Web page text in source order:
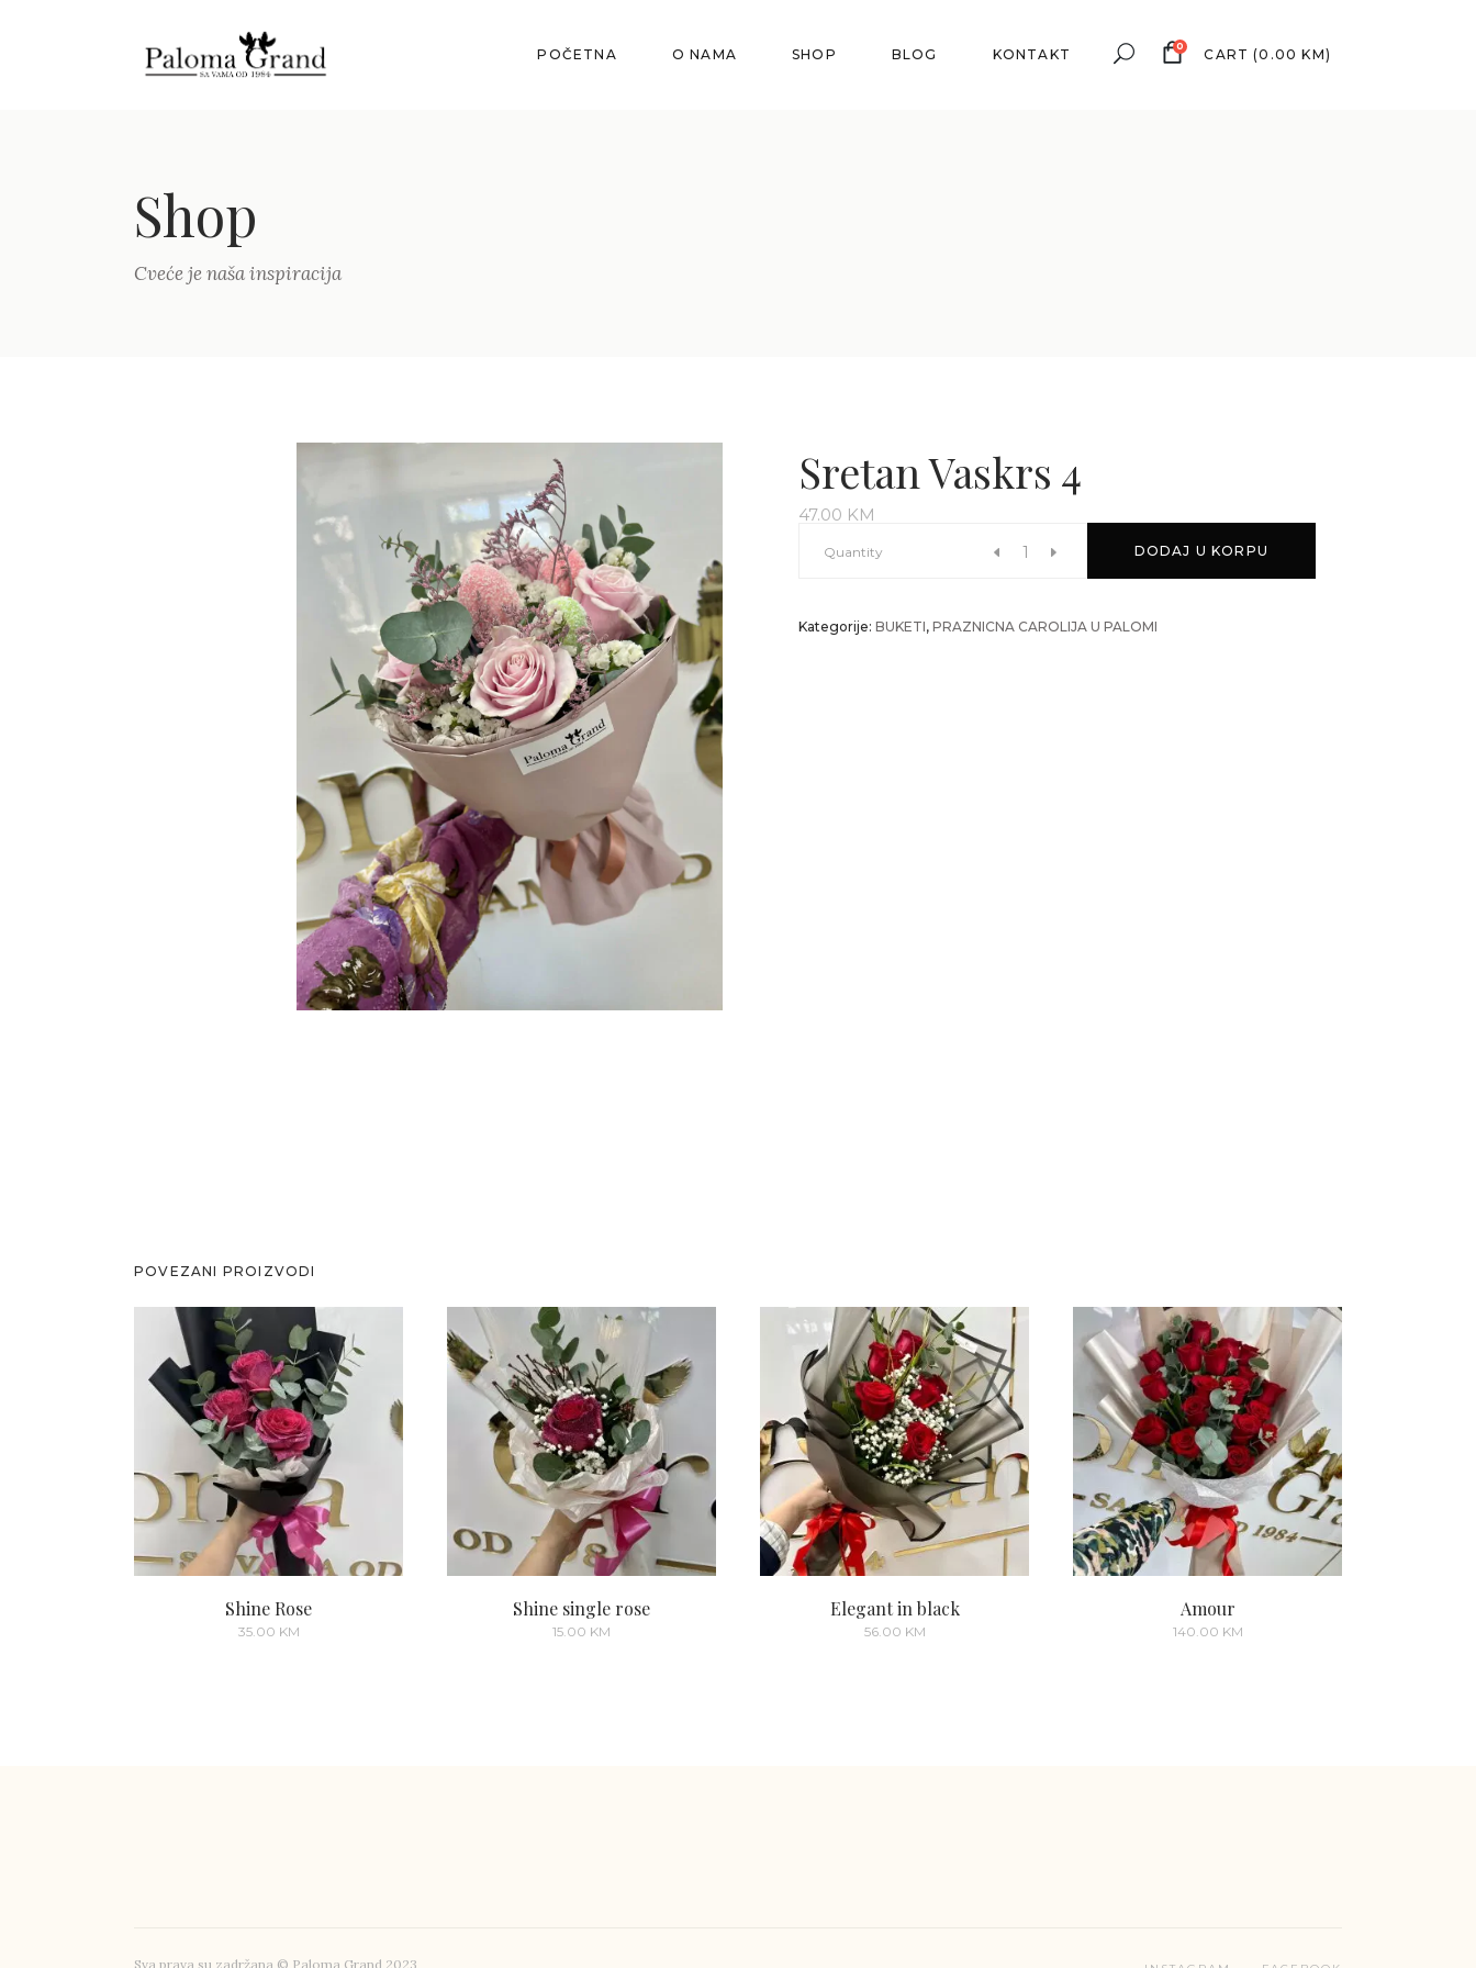
POČETNA O NAMA SHOP BLOG KONTAKT 0 CART (0.00KM)
Shop
Cveće je naša inspiracija
Sretan Vaskrs 4
47.00 KM
Sretan
Quantity DODAJ U KORPU
Kategorije: BUKETI, PRAZNICNA CAROLIJA U PALOMI
POVEZANI PROIZVODI
Shine Rose
35.00 KM
Shine single rose
15.00 KM
Elegant in black
56.00 KM
Amour
140.00 KM
Sva prava su zadržana © Paloma Grand 2023